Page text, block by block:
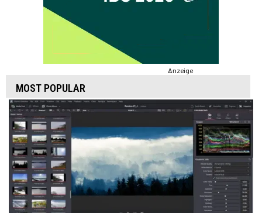
Anzeige
MOST POPULAR